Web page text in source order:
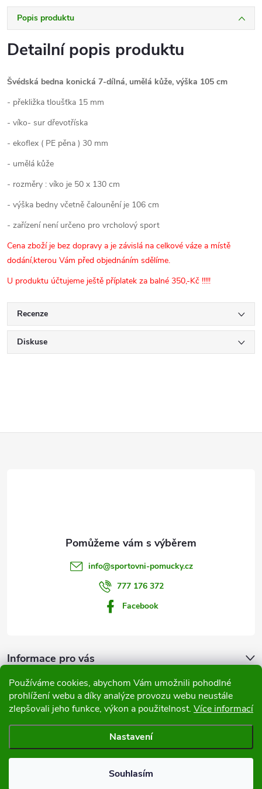
Používáme cookies, abychom Vám umožnili pohodlné
prohlížení webu a díky analýze provozu webu neustále
zlepšovali jeho funkce, výkon a použitelnost. Více informací
Nastavení
Souhlasím
Popis produktu
Detailní popis produktu
Švédská bedna konická 7-dílná, umělá kůže, výška 105 cm
- překližka tloušťka 15 mm
- víko- sur dřevotříska
- ekoflex ( PE pěna ) 30 mm
- umělá kůže
- rozměry : víko je 50 x 130 cm
- výška bedny včetně čalounění je 106 cm
- zařízení není určeno pro vrcholový sport
Cena zboží je bez dopravy a je závislá na celkové váze a místě
dodání,kterou Vám před objednáním sdělíme.
U produktu účtujeme ještě příplatek za balné 350,-Kč !!!!!
Recenze
Diskuse
info@sportovni-pomucky.cz
777 176 372
Facebook
Informace pro vás
Přijímáme online platby
Copyright 2026Sportovní pomůcky. Všechna práva vyhrazena.